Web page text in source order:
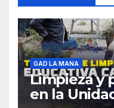
GAD LA MANA
Limpieza y
en la